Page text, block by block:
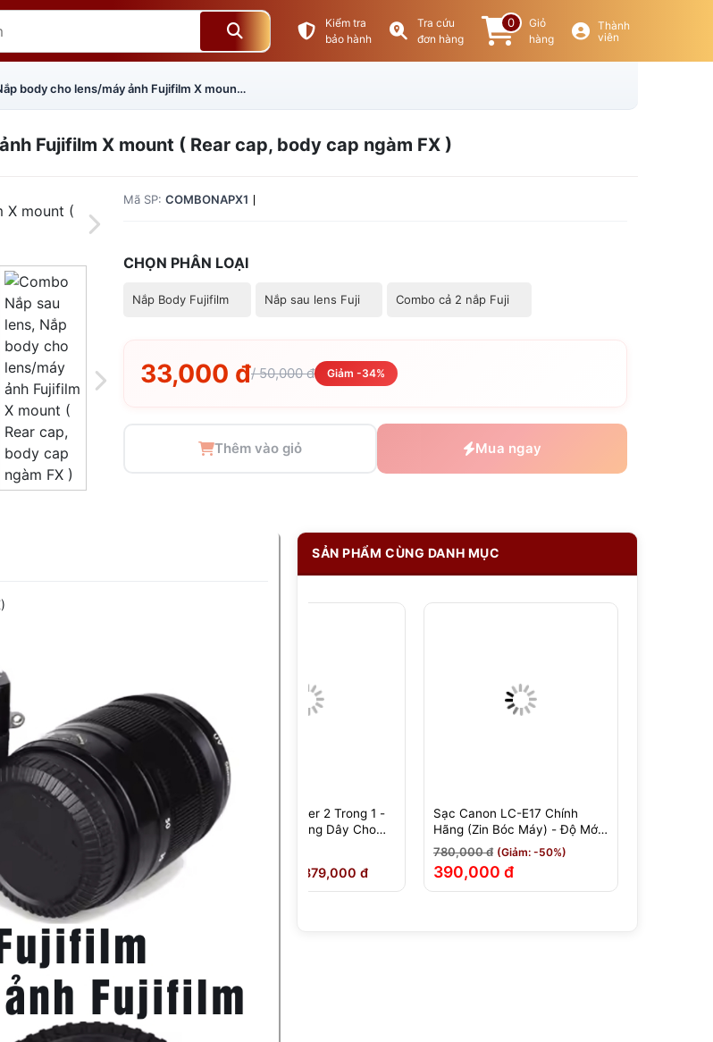
Kiểm tra
bảo hành
Tra cứu
đơn hàng
0
Giỏ
hàng
Thành
viên
Combo Nắp sau lens, Nắp body cho lens/máy ảnh Fujifilm X mount ( Rear cap, body cap ngàm FX )
Fujifilm X mount ( Rear cap, body cap ngàm FX )
Mã SP: COMBONAPX1
CHỌN PHÂN LOẠI
Nắp Body Fujifilm Nắp sau lens Fuji Combo cả 2 nắp Fuji
33,000 đ/ 50,000 đ Giảm -34%
Thêm vào giỏ Mua ngay
SẢN PHẨM CÙNG DANH MỤC
Dây Bấm Mềm Cuely RR-100
Version 2 - Remote Điều Khiển
Từ Xa Cho Máy Fujifilm
(Giảm: -29%)
Godox X5 Trigger 2 Trong 1 -
Điều Khiển Không Dây Cho
399,000 đ ~ 879,000 đ
Sạc Canon LC-E17 Chính
Hãng (Zin Bóc Máy) - Độ Mới
>95% - Bảo Hành 1 Đổi 1 Tại
Nhà
780,000 đ (Giảm: -50%)
390,000 đ
1SP
0 đ